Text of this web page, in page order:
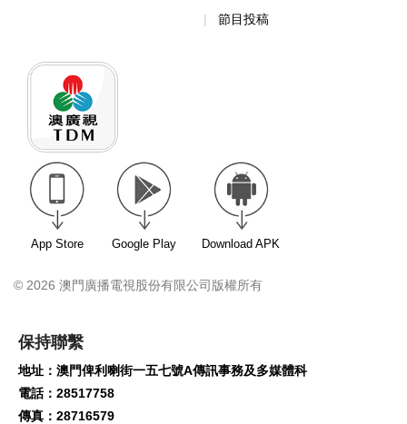
節目投稿
App Store Google Play Download APK
© 2026 澳門廣播電視股份有限公司版權所有
保持聯繫
地址：澳門俾利喇街一五七號A傳訊事務及多媒體科
電話：28517758
傳真：28716579